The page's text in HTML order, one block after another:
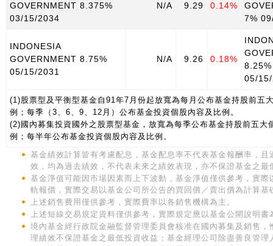
GOVERNMENT 8.375%
03/15/2034
N/A 9.29 0.14%
7%
INDONESIA
GOVERNMENT 8.75%
05/15/2031
N/A 9.26 0.18%
8.25%
05/
(1)股票型及平衡型基金自91年7月份起放寬為每月公布基金持股前五
例；每季（3、6、9、12月）公布基金投資個股內容及比例。
(2)國內募集投資國外之股票型基金，放寬為每季公布基金持股前五大
例；每半年公布基金投資個股內容及比例。
基金績效計算皆有考慮配息，基金配息率不代表基金報酬率，
效，均為過去績效，不代表未來之績效表現，亦不保證基金之最
基金淨值可能因市場因素而上下波動，基金淨值僅供參考，實
軌報價，實際交易以基金公司所公告的買回價／賣出價為計算基
上述銷售費用僅供參考，實際費率以各銷售機構為主。
上述短線交易規定資料僅供參考，實際規定應以基金公開說明書
境內基金經行政院金融監督管理委員會核准在國內募集及銷售
理績效不保證基金之最低投資收益；基金經理公司除盡善良管